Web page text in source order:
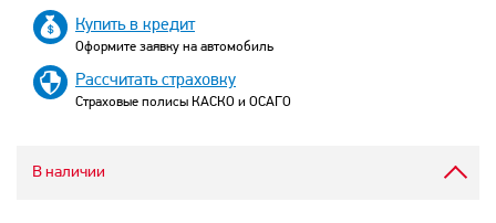
Купить в кредит
Оформите заявку на автомобиль
Рассчитать страховку
Страховые полисы КАСКО и ОСАГО
В наличии